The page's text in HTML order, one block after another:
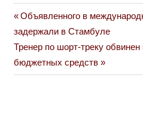
Навигация
по
записям
Previous
Post:
Объявленного в
задержали в Стамбуле
Next
Post:
Тренер по шорт-треку
бюджетных средств